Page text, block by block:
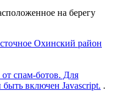
на берегу
Охинский район
спам-ботов. Для
быть включен Javascript. .